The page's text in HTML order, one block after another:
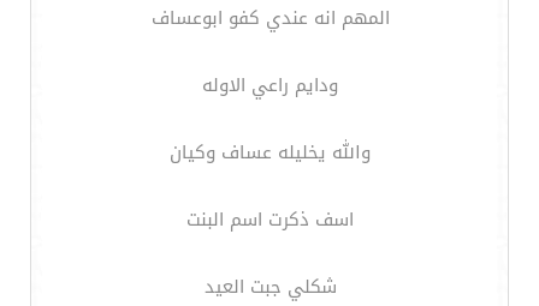
المهم انه عندي كفو ابوعساف
ودايم راعي الاوله
والله يخليله عساف وكيان
اسف ذكرت اسم البنت
شكلي جبت العيد